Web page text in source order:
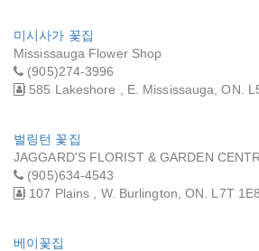
미시사가 꽃집
Mississauga Flower Shop
(905)274-3996
585 Lakeshore , E. Mississauga, ON.
벌링턴 꽃집
JAGGARD'S FLORIST & GARDEN
(905)634-4543
107 Plains , W. Burlington, ON. L7T 1E8
베이꽃집